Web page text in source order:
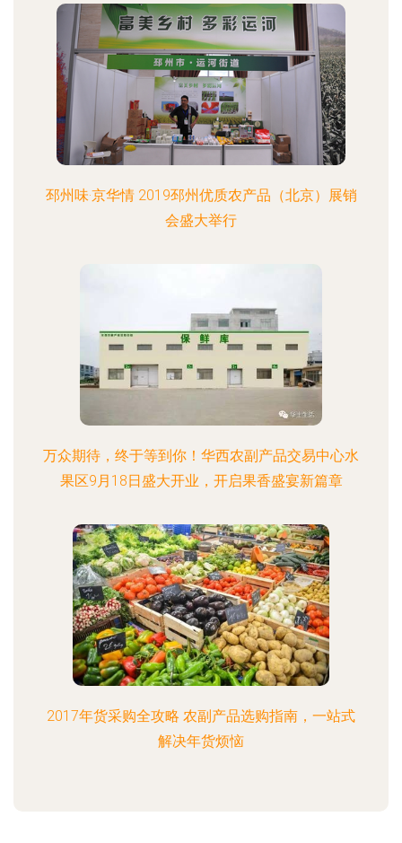
邳州味·京华情 2019邳州优质农产品（北京）展销
会盛大举行
万众期待，终于等到你！华西农副产品交易中心水
果区9月18日盛大开业，开启果香盛宴新篇章
2017年货采购全攻略 农副产品选购指南，一站式
解决年货烦恼